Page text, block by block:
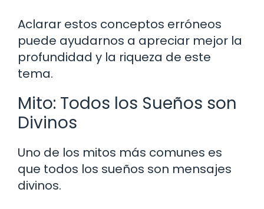
Aclarar estos conceptos erróneos
puede ayudarnos a apreciar mejor la
profundidad y la riqueza de este
tema.
Mito: Todos los Sueños son
Divinos
Uno de los mitos más comunes es
que todos los sueños son mensajes
divinos.